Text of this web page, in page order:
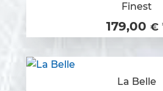
Finest
179,00€
La Belle